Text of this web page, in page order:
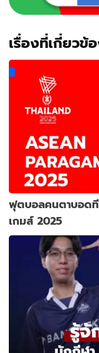
เรื่องที่เกี่ยวข้
ฟุตบอลคนตาบอดที
เกมส์ 2025